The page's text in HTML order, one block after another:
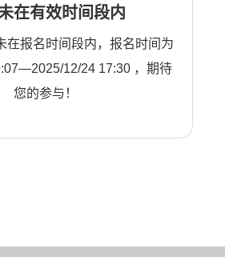
在有效时间段内
在报名时间段内，报名时间为
12/24 17:30 ，期待
您的参与！